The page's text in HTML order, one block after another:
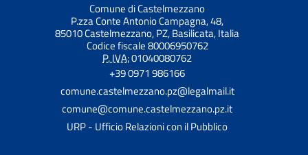
Comune di Castelmezzano
P.zza Conte Antonio Campagna, 48,
85010 Castelmezzano, PZ, Basilicata, Italia
Codice fiscale 80006950762
P. IVA:01040080762
+39 0971 986166
comune.castelmezzano.pz@legalmail.it
comune@comune.castelmezzano.pz.it
URP - Ufficio Relazioni con il Pubblico